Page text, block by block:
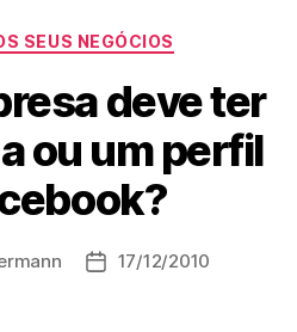
Categorias
SEUS NEGÓCIOS
deve ter
ou um perfil
Data17/12/2010